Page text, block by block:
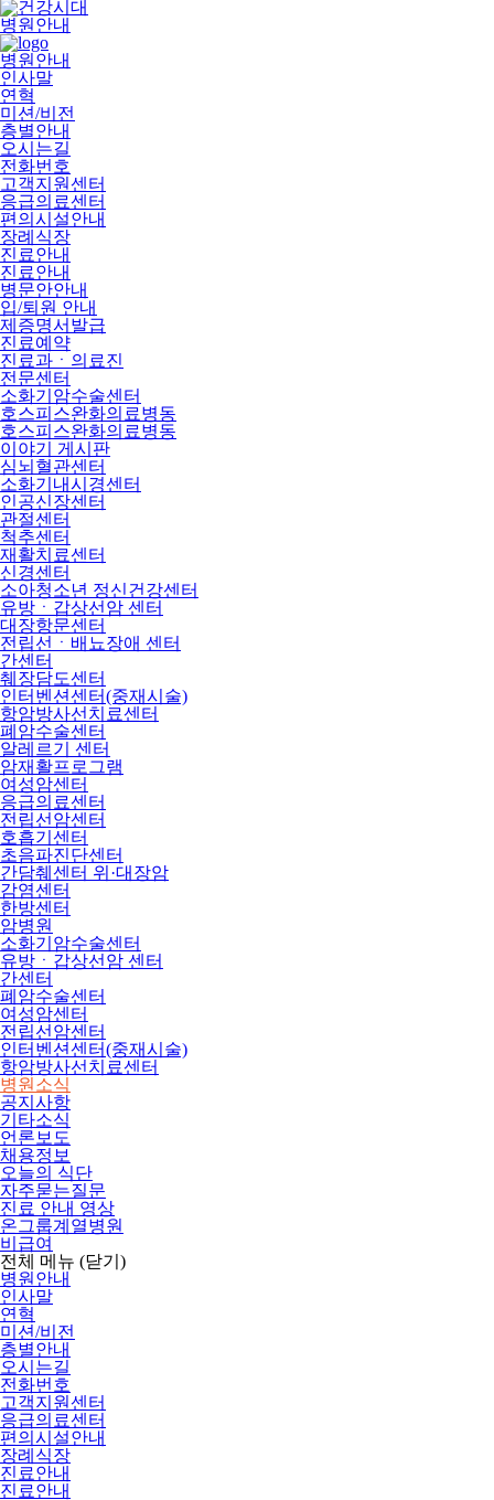
병원안내
병원안내
인사말
연혁
미션/비전
층별안내
오시는길
전화번호
고객지원센터
응급의료센터
편의시설안내
장례식장
진료안내
진료안내
병문안안내
입/퇴원 안내
제증명서발급
진료예약
진료과ㆍ의료진
전문센터
소화기암수술센터
호스피스완화의료병동
호스피스완화의료병동
이야기 게시판
심뇌혈관센터
소화기내시경센터
인공신장센터
관절센터
척추센터
재활치료센터
신경센터
소아청소년 정신건강센터
유방ㆍ갑상선암 센터
대장항문센터
전립선ㆍ배뇨장애 센터
간센터
췌장담도센터
인터벤션센터(중재시술)
항암방사선치료센터
폐암수술센터
알레르기 센터
암재활프로그램
여성암센터
응급의료센터
전립선암센터
호흡기센터
초음파진단센터
간담췌센터 위·대장암
감염센터
한방센터
암병원
소화기암수술센터
유방ㆍ갑상선암 센터
간센터
폐암수술센터
여성암센터
전립선암센터
인터벤션센터(중재시술)
항암방사선치료센터
병원소식
공지사항
기타소식
언론보도
채용정보
오늘의 식단
자주묻는질문
진료 안내 영상
온그룹계열병원
비급여
전체 메뉴 (닫기)
병원안내
인사말
연혁
미션/비전
층별안내
오시는길
전화번호
고객지원센터
응급의료센터
편의시설안내
장례식장
진료안내
진료안내